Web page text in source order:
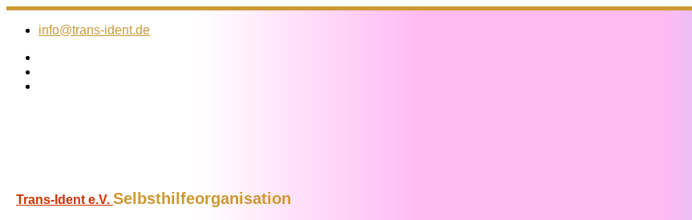
Zum
Inhalt
info@trans-ident.de
Trans-Ident e.V. Selbsthilfeorganisation